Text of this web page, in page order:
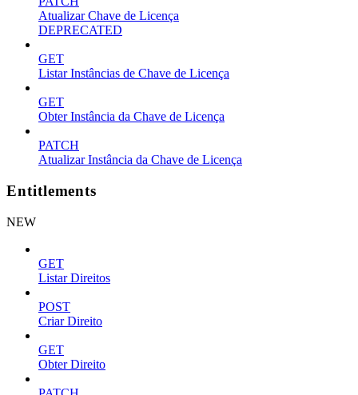
Atualizar Chave de Licença
DEPRECATED
GET
Listar Instâncias de Chave de Licença
GET
Obter Instância da Chave de Licença
PATCH
Atualizar Instância da Chave de Licença
Entitlements
NEW
GET
Listar Direitos
POST
Criar Direito
GET
Obter Direito